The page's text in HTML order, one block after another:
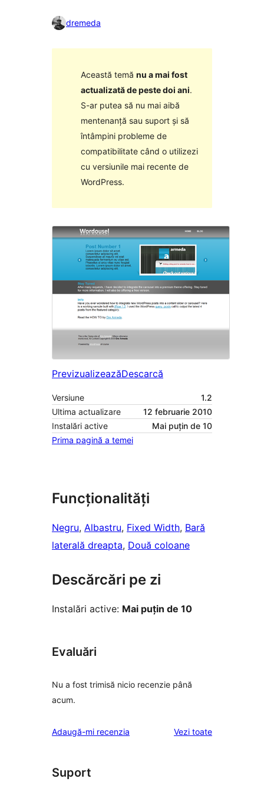
dremeda
Această temă nu a mai fost
actualizată de peste doi ani.
S-ar putea să nu mai aibă
mentenanță sau suport și să
întâmpini probleme de
compatibilitate când o utilizezi
cu versiunile mai recente de
WordPress.
PrevizualizeazăDescarcă
Versiune
1.2
Ultima actualizare
12 februarie 2010
Instalări active
Mai puțin de 10
Prima pagină a temei
Funcționalități
Negru, Albastru, Fixed Width, Bară
laterală dreapta, Două coloane
Descărcări pe zi
Instalări active: Mai puțin de 10
Evaluări
Nu a fost trimisă nicio recenzie până
acum.
Adaugă-mi recenzia Vezi toaterecenziile
Suport